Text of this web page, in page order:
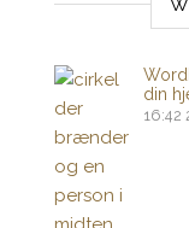
din
16:42